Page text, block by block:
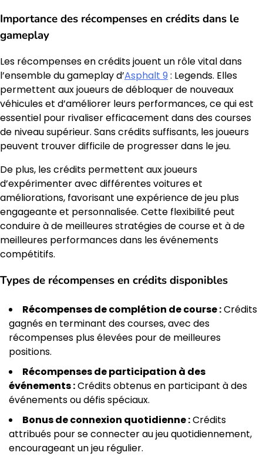
Importance des récompenses en crédits dans le
gameplay
Les récompenses en crédits jouent un rôle vital dans
l’ensemble du gameplay d’Asphalt 9 : Legends. Elles
permettent aux joueurs de débloquer de nouveaux
véhicules et d’améliorer leurs performances, ce qui est
essentiel pour rivaliser efficacement dans des courses
de niveau supérieur. Sans crédits suffisants, les joueurs
peuvent trouver difficile de progresser dans le jeu.
De plus, les crédits permettent aux joueurs
d’expérimenter avec différentes voitures et
améliorations, favorisant une expérience de jeu plus
engageante et personnalisée. Cette flexibilité peut
conduire à de meilleures stratégies de course et à de
meilleures performances dans les événements
compétitifs.
Types de récompenses en crédits disponibles
Récompenses de complétion de course :Crédits
gagnés en terminant des courses, avec des
récompenses plus élevées pour de meilleures
positions.
Récompenses de participation à des
événements :Crédits obtenus en participant à des
événements ou défis spéciaux.
Bonus de connexion quotidienne :Crédits
attribués pour se connecter au jeu quotidiennement,
encourageant un jeu régulier.